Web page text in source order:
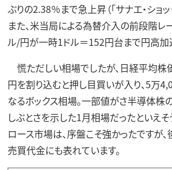
ぶりの2.38％まで急上昇（「サナエ・ショッ
また、米当局による為替介入の前段階レ
ル/円が一時1ドル＝152円台まで円高加
慌ただしい相場でしたが、日経平均株
円を割り込むと押し目買いが入り、5万
なるボックス相場。一部値がさ半導体株
しぶとさを示した1月相場だったといえそ
ロース市場は、序盤こそ強かったですが
売買代金にも表れています。